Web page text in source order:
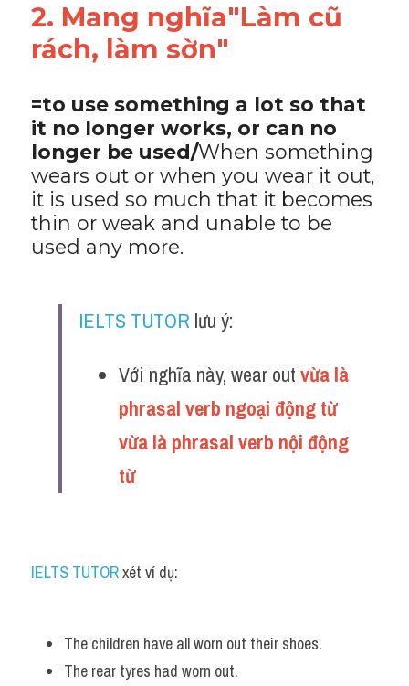
2. Mang nghĩa"Làm cũ
rách, làm sờn"
=to use something a lot so that
it no longer works, or can no
longer be used/When something
wears out or when you wear it out,
it is used so much that it becomes
thin or weak and unable to be
used any more. ​
IELTS TUTOR lưu ý:
Với nghĩa này, wear out vừa là
phrasal verb ngoại động từ
vừa là phrasal verb nội động
từ
IELTS TUTOR xét ví dụ:
The children have all worn out their shoes.
The rear tyres had worn out.